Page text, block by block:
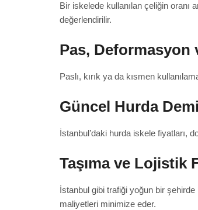
Bir iskelede kullanılan çeliğin
değerlendirilir.
Pas, Deformasyon
Paslı, kırık ya da kısmen
Güncel Hurda
İstanbul’daki hurda iskele fiyatları,
Taşıma ve Lojistik
İstanbul gibi trafiği yoğun bir
maliyetleri minimize eder.